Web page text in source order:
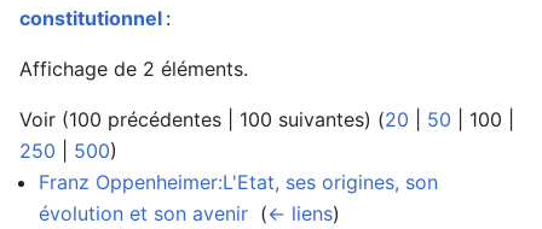
constitutionnel :
Affichage de 2 éléments.
Voir (100 précédentes 100 suivantes) (20 50 100
250
500)
Franz Oppenheimer:L'Etat, ses origines, son
évolution et son avenir (← liens)